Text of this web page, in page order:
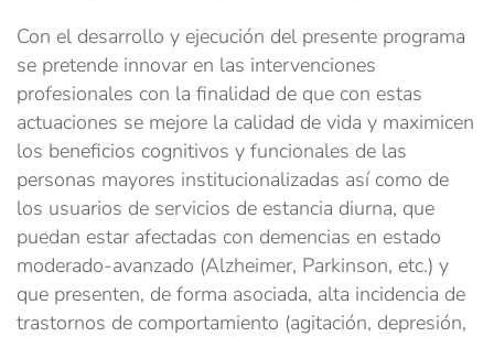
Con el desarrollo y ejecución del presente programa
se pretende innovar en las intervenciones
profesionales con la finalidad de que con estas
actuaciones se mejore la calidad de vida y maximicen
los beneficios cognitivos y funcionales de las
personas mayores institucionalizadas así como de
los usuarios de servicios de estancia diurna, que
puedan estar afectadas con demencias en estado
moderado-avanzado (Alzheimer, Parkinson, etc.) y
que presenten, de forma asociada, alta incidencia de
trastornos de comportamiento (agitación, depresión,